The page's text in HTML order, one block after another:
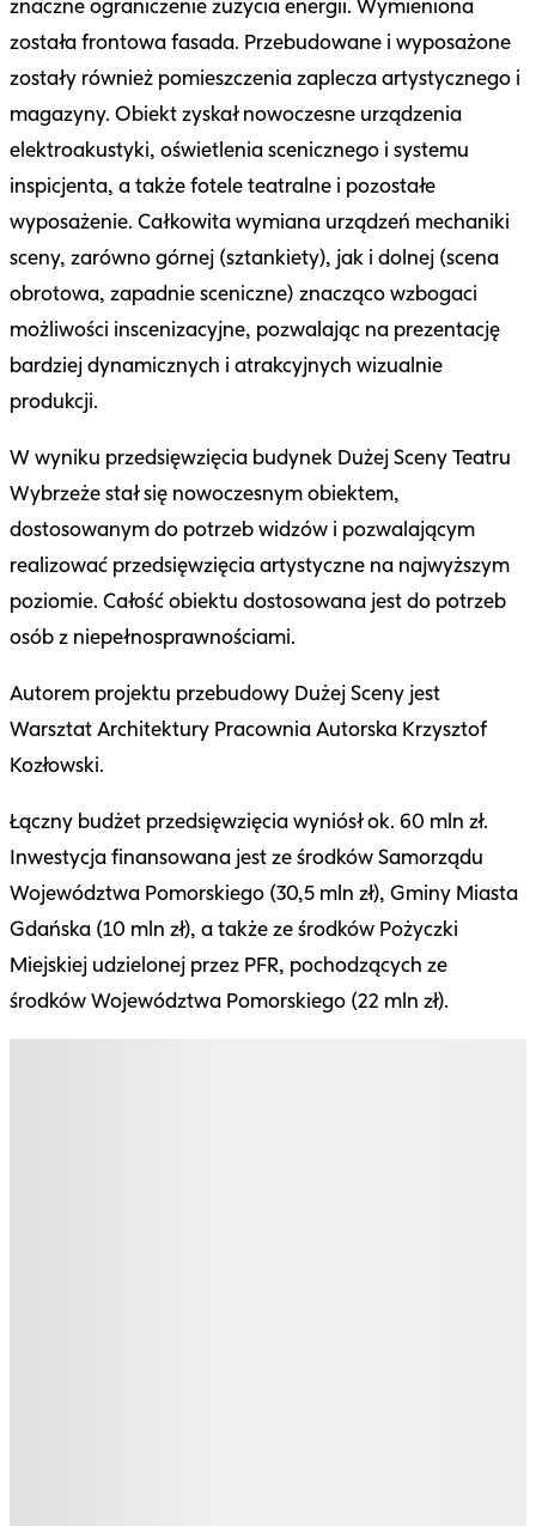
znaczne ograniczenie zużycia energii. Wymieniona
została frontowa fasada. Przebudowane i wyposażone
zostały również pomieszczenia zaplecza artystycznego i
magazyny. Obiekt zyskał nowoczesne urządzenia
elektroakustyki, oświetlenia scenicznego i systemu
inspicjenta, a także fotele teatralne i pozostałe
wyposażenie. Całkowita wymiana urządzeń mechaniki
sceny, zarówno górnej (sztankiety), jak i dolnej (scena
obrotowa, zapadnie sceniczne) znacząco wzbogaci
możliwości inscenizacyjne, pozwalając na prezentację
bardziej dynamicznych i atrakcyjnych wizualnie
produkcji.
W wyniku przedsięwzięcia budynek Dużej Sceny Teatru
Wybrzeże stał się nowoczesnym obiektem,
dostosowanym do potrzeb widzów i pozwalającym
realizować przedsięwzięcia artystyczne na najwyższym
poziomie. Całość obiektu dostosowana jest do potrzeb
osób z niepełnosprawnościami.
Autorem projektu przebudowy Dużej Sceny jest
Warsztat Architektury Pracownia Autorska Krzysztof
Kozłowski.
Łączny budżet przedsięwzięcia wyniósł ok. 60 mln zł.
Inwestycja finansowana jest ze środków Samorządu
Województwa Pomorskiego (30,5 mln zł), Gminy Miasta
Gdańska (10 mln zł), a także ze środków Pożyczki
Miejskiej udzielonej przez PFR, pochodzących ze
środków Województwa Pomorskiego (22 mln zł).